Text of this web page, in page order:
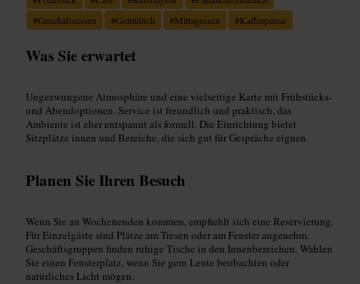
#Geschäftsessen #Gemütlich #Mittagessen #Kaffeepause
Was Sie erwartet
Ungezwungene Atmosphäre und eine vielseitige Karte mit Frühstücks‑
und Abendoptionen. Service ist freundlich und praktisch, das
Ambiente ist eher entspannt als formell. Die Einrichtung bietet
Sitzplätze innen und Bereiche, die sich gut für Gespräche eignen.
Planen Sie Ihren Besuch
Wenn Sie an Wochenenden kommen, empfiehlt sich eine Reservierung.
Für Einzelgäste sind Plätze am Tresen oder am Fenster angenehm.
Geschäftsgruppen finden ruhige Tische in den Innenbereichen. Wählen
Sie einen Fensterplatz, wenn Sie gern Leute beobachten oder
natürliches Licht mögen.